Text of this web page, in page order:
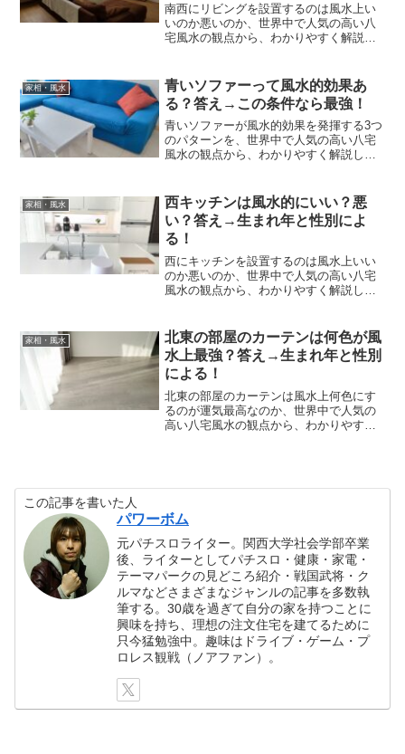
南西にリビングを設置するのは風水上い
いのか悪いのか、世界中で人気の高い八
宅風水の観点から、わかりやすく解説し
家相・風水
青いソファーって風水的効果あ
る？答え→この条件なら最強！
青いソファーが風水的効果を発揮する3つ
のパターンを、世界中で人気の高い八宅
風水の観点から、わかりやすく解説しま
家相・風水
西キッチンは風水的にいい？悪
い？答え→生まれ年と性別によ
る！
西にキッチンを設置するのは風水上いい
のか悪いのか、世界中で人気の高い八宅
風水の観点から、わかりやすく解説しま
家相・風水
北東の部屋のカーテンは何色が風
水上最強？答え→生まれ年と性別
による！
北東の部屋のカーテンは風水上何色にす
るのが運気最高なのか、世界中で人気の
高い八宅風水の観点から、わかりやすく
この記事を書いた人
パワーボム
元パチスロライター。関西大学社会学部卒業
後、ライターとしてパチスロ・健康・家電・
テーマパークの見どころ紹介・戦国武将・ク
ルマなどさまざまなジャンルの記事を多数執
筆する。30歳を過ぎて自分の家を持つことに
興味を持ち、理想の注文住宅を建てるために
只今猛勉強中。趣味はドライブ・ゲーム・プ
ロレス観戦（ノアファン）。